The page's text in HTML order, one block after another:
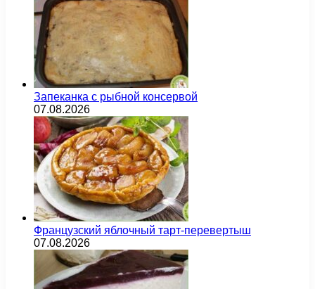
Запеканка с рыбной консервой
07.08.2026
Французский яблочный тарт-перевертыш
07.08.2026